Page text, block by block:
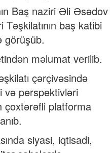
Baş naziri Əli Əsədov
baş katibi
görüşüb.
məlumat verilib.
çərçivəsində
və perspektivləri
çoxtərəfli platforma
siyasi, iqtisadi,